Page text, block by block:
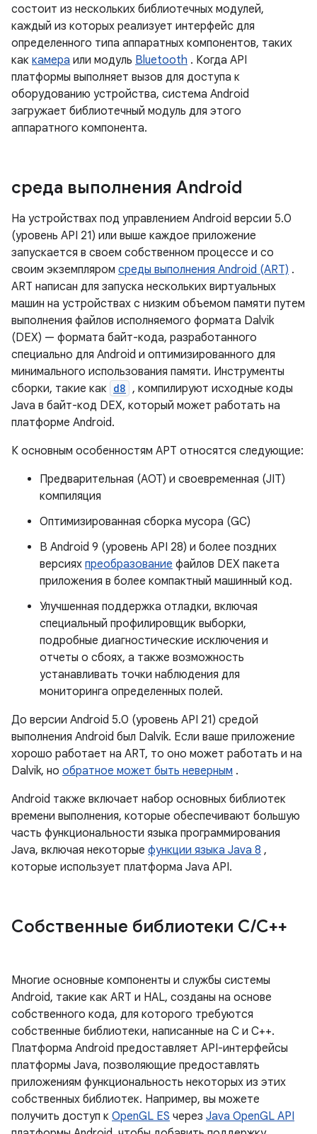
состоит из нескольких библиотечных модулей,
каждый из которых реализует интерфейс для
определенного типа аппаратных компонентов, таких
как камера или модуль Bluetooth . Когда API
платформы выполняет вызов для доступа к
оборудованию устройства, система Android
загружает библиотечный модуль для этого
аппаратного компонента.
среда выполнения Android
На устройствах под управлением Android версии 5.0
(уровень API 21) или выше каждое приложение
запускается в своем собственном процессе и со
своим экземпляром среды выполнения Android (ART) .
ART написан для запуска нескольких виртуальных
машин на устройствах с низким объемом памяти путем
выполнения файлов исполняемого формата Dalvik
(DEX) — формата байт-кода, разработанного
специально для Android и оптимизированного для
минимального использования памяти. Инструменты
сборки, такие как d8 , компилируют исходные коды
Java в байт-код DEX, который может работать на
платформе Android.
К основным особенностям АРТ относятся следующие:
Предварительная (AOT) и своевременная (JIT)
компиляция
Оптимизированная сборка мусора (GC)
В Android 9 (уровень API 28) и более поздних
версиях преобразование файлов DEX пакета
приложения в более компактный машинный код.
Улучшенная поддержка отладки, включая
специальный профилировщик выборки,
подробные диагностические исключения и
отчеты о сбоях, а также возможность
устанавливать точки наблюдения для
мониторинга определенных полей.
До версии Android 5.0 (уровень API 21) средой
выполнения Android был Dalvik. Если ваше приложение
хорошо работает на ART, то оно может работать и на
Dalvik, но обратное может быть неверным .
Android также включает набор основных библиотек
времени выполнения, которые обеспечивают большую
часть функциональности языка программирования
Java, включая некоторые функции языка Java 8 ,
которые использует платформа Java API.
Собственные библиотеки C/C++
Многие основные компоненты и службы системы
Android, такие как ART и HAL, созданы на основе
собственного кода, для которого требуются
собственные библиотеки, написанные на C и C++.
Платформа Android предоставляет API-интерфейсы
платформы Java, позволяющие предоставлять
приложениям функциональность некоторых из этих
собственных библиотек. Например, вы можете
получить доступ к OpenGL ES через Java OpenGL API